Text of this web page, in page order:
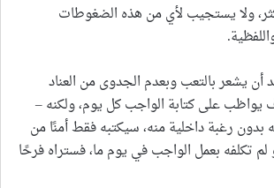
ولا يستجيب لأي من هذه الضغوطات
أن يشعر بالتعب وبعدم الجدوى من العناد
يواظب على كتابة الواجب كل يوم، ولكنه –
رغبة داخلية منه، سيكتبه فقط أمنًا من
لم تكلفه بعمل الواجب في يوم ما، فستراه فرحًا